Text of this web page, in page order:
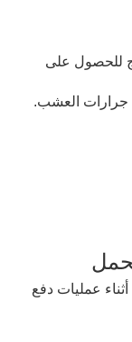
للحصول على
جرارات العشب.
عمليات دفع